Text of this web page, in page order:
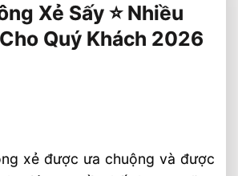
Xẻ Sấy ⭐️ Nhiều
Quý Khách 2026
xẻ được ưa chuộng và được